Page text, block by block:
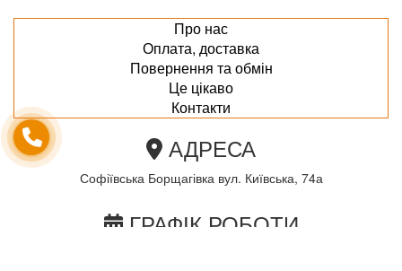
Про нас
Оплата, доставка
Повернення та обмін
Це цікаво
Контакти
АДРЕСА
Софіївська Борщагівка вул. Київська, 74а
ГРАФІК РОБОТИ